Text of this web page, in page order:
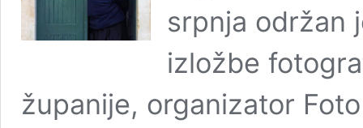
srpnja održan
izložbe
županije, organizator